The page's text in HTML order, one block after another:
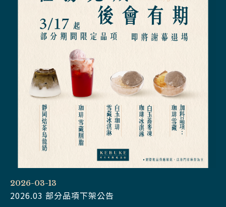
2026-03-13
2026.03 部分品項下架公告